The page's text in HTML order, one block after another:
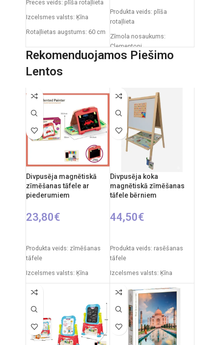
Preces veids: plīša rotaļlieta
Izcelsmes valsts: Ķīna
Rotaļlietas augstums: 60 cm
Produkta veids: plīša
rotaļlieta
Zīmola nosaukums:
Clementoni
Izcelsmes valsts: Itālija
Ieteicamais vecums: no 0
mēnešiem.
Rekomenduojamos Piešimo
Lentos
Divpusēja magnētiskā
zīmēšanas tāfele ar
piederumiem
23,80€
Produkta veids: zīmēšanas
tāfele
Izcelsmes valsts: Ķīna
35 cm
Produkta izmēri: 33,5 x 32 x
54,5 cm
Ieteicamais vecums: no 3
Divpusēja koka
magnētiskā zīmēšanas
tāfele bērniem
44,50€
Produkta veids: rasēšanas
tāfele
Izcelsmes valsts: Ķīna
Iepakojuma izmēri: 91 x 5 x
55 cm
Produkta izmēri: 86 x 53 x 45